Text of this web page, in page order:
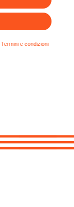
Termini e condizioni